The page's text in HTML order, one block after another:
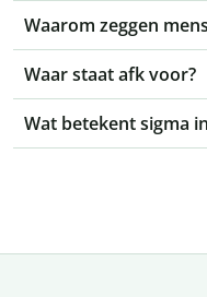
Waarom zeggen
Waar staat afk voor?
Wat betekent sigma